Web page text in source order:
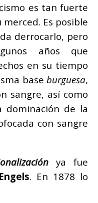
es tan fuerte
Es posible
derrocarlo, pero
años que
en su tiempo
base burguesa,
sangre, así como
dominación de la
con sangre
ya fue
Engels. En 1878 lo